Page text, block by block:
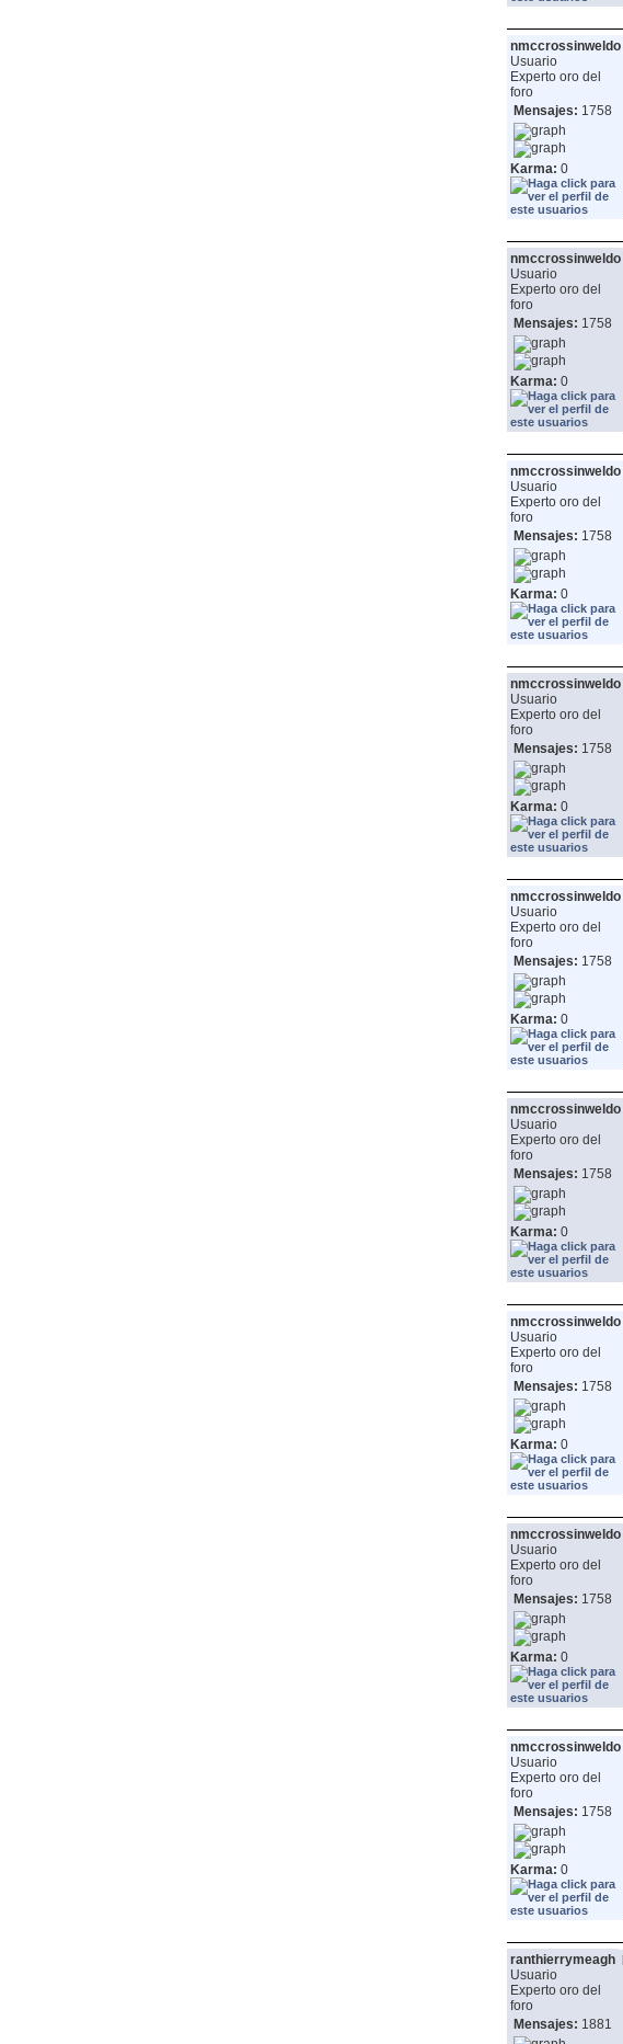
nmccrossinweldo
Usuario
Experto oro del
foro
Mensajes: 1758
Karma: 0
nmccrossinweldo
Usuario
Experto oro del
foro
Mensajes: 1758
Karma: 0
nmccrossinweldo
Usuario
Experto oro del
foro
Mensajes: 1758
Karma: 0
nmccrossinweldo
Usuario
Experto oro del
foro
Mensajes: 1758
Karma: 0
nmccrossinweldo
Usuario
Experto oro del
foro
Mensajes: 1758
Karma: 0
nmccrossinweldo
Usuario
Experto oro del
foro
Mensajes: 1758
Karma: 0
nmccrossinweldo
Usuario
Experto oro del
foro
Mensajes: 1758
Karma: 0
nmccrossinweldo
Usuario
Experto oro del
foro
Mensajes: 1758
Karma: 0
nmccrossinweldo
Usuario
Experto oro del
foro
Mensajes: 1758
Karma: 0
ranthierrymeagh
Usuario
Experto oro del
foro
Mensajes: 1881